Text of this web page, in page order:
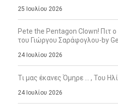
25 Ιουλίου 2026
Pete the Pentagon Clown! Πιτ
του Γιώργου Σαράφογλου-by
24 Ιουλίου 2026
Τι μας έκανες Όμηρε … , Του
24 Ιουλίου 2026